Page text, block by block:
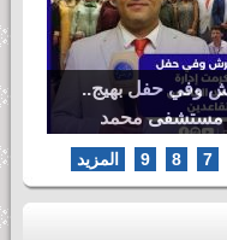
وفي حفل بهيج..
مستشفى محمد
7
8
9 المزيد